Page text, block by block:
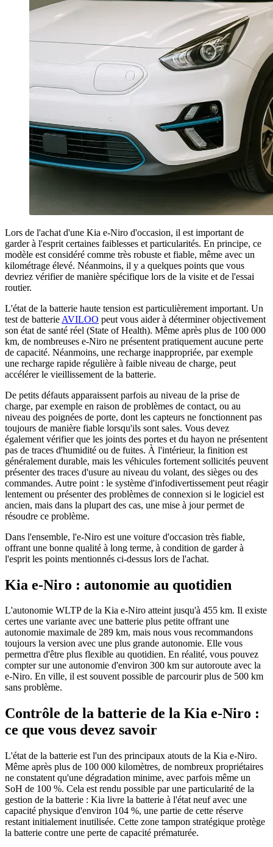
Lors de l'achat d'une Kia e-Niro d'occasion, il est important de
garder à l'esprit certaines faiblesses et particularités. En principe, ce
modèle est considéré comme très robuste et fiable, même avec un
kilométrage élevé. Néanmoins, il y a quelques points que vous
devriez vérifier de manière spécifique lors de la visite et de l'essai
routier.
L'état de la batterie haute tension est particulièrement important. Un
test de batterie AVILOO peut vous aider à déterminer objectivement
son état de santé réel (State of Health). Même après plus de 100 000
km, de nombreuses e-Niro ne présentent pratiquement aucune perte
de capacité. Néanmoins, une recharge inappropriée, par exemple
une recharge rapide régulière à faible niveau de charge, peut
accélérer le vieillissement de la batterie.
De petits défauts apparaissent parfois au niveau de la prise de
charge, par exemple en raison de problèmes de contact, ou au
niveau des poignées de porte, dont les capteurs ne fonctionnent pas
toujours de manière fiable lorsqu'ils sont sales. Vous devez
également vérifier que les joints des portes et du hayon ne présentent
pas de traces d'humidité ou de fuites. À l'intérieur, la finition est
généralement durable, mais les véhicules fortement sollicités peuvent
présenter des traces d'usure au niveau du volant, des sièges ou des
commandes. Autre point : le système d'infodivertissement peut réagir
lentement ou présenter des problèmes de connexion si le logiciel est
ancien, mais dans la plupart des cas, une mise à jour permet de
résoudre ce problème.
Dans l'ensemble, l'e-Niro est une voiture d'occasion très fiable,
offrant une bonne qualité à long terme, à condition de garder à
l'esprit les points mentionnés ci-dessus lors de l'achat.
Kia e-Niro : autonomie au quotidien
L'autonomie WLTP de la Kia e-Niro atteint jusqu'à 455 km. Il existe
certes une variante avec une batterie plus petite offrant une
autonomie maximale de 289 km, mais nous vous recommandons
toujours la version avec une plus grande autonomie. Elle vous
permettra d'être plus flexible au quotidien. En réalité, vous pouvez
compter sur une autonomie d'environ 300 km sur autoroute avec la
e-Niro. En ville, il est souvent possible de parcourir plus de 500 km
sans problème.
Contrôle de la batterie de la Kia e-Niro :
ce que vous devez savoir
L'état de la batterie est l'un des principaux atouts de la Kia e-Niro.
Même après plus de 100 000 kilomètres, de nombreux propriétaires
ne constatent qu'une dégradation minime, avec parfois même un
SoH de 100 %. Cela est rendu possible par une particularité de la
gestion de la batterie : Kia livre la batterie à l'état neuf avec une
capacité physique d'environ 104 %, une partie de cette réserve
restant initialement inutilisée. Cette zone tampon stratégique protège
la batterie contre une perte de capacité prématurée.